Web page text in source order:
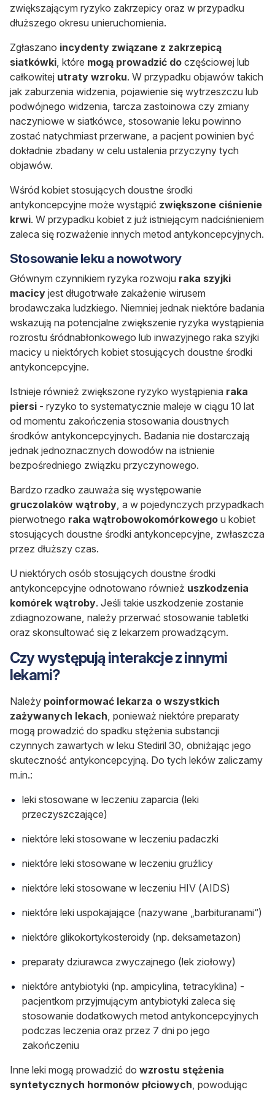
zwiększającym ryzyko zakrzepicy oraz w przypadku
dłuższego okresu unieruchomienia.
Zgłaszano incydenty związane z zakrzepicą
siatkówki , które mogą prowadzić do częściowej lub
całkowitej utraty wzroku. W przypadku objawów takich
jak zaburzenia widzenia, pojawienie się wytrzeszczu lub
podwójnego widzenia, tarcza zastoinowa czy zmiany
naczyniowe w siatkówce, stosowanie leku powinno
zostać natychmiast przerwane, a pacjent powinien być
dokładnie zbadany w celu ustalenia przyczyny tych
objawów.
Wśród kobiet stosujących doustne środki
antykoncepcyjne może wystąpić zwiększone ciśnienie
krwi. W przypadku kobiet z już istniejącym nadciśnieniem
zaleca się rozważenie innych metod antykoncepcyjnych.
Stosowanie leku a nowotwory
Głównym czynnikiem ryzyka rozwoju raka szyjki
macicy jest długotrwałe zakażenie wirusem
brodawczaka ludzkiego. Niemniej jednak niektóre badania
wskazują na potencjalne zwiększenie ryzyka wystąpienia
rozrostu śródnabłonkowego lub inwazyjnego raka szyjki
macicy u niektórych kobiet stosujących doustne środki
antykoncepcyjne.
Istnieje również zwiększone ryzyko wystąpienia raka
piersi - ryzyko to systematycznie maleje w ciągu 10 lat
od momentu zakończenia stosowania doustnych
środków antykoncepcyjnych. Badania nie dostarczają
jednak jednoznacznych dowodów na istnienie
bezpośredniego związku przyczynowego.
Bardzo rzadko zauważa się występowanie
gruczolaków wątroby , a w pojedynczych przypadkach
pierwotnego raka wątrobowokomórkowego u kobiet
stosujących doustne środki antykoncepcyjne, zwłaszcza
przez dłuższy czas.
U niektórych osób stosujących doustne środki
antykoncepcyjne odnotowano również uszkodzenia
komórek wątroby. Jeśli takie uszkodzenie zostanie
zdiagnozowane, należy przerwać stosowanie tabletki
oraz skonsultować się z lekarzem prowadzącym.
Czy występują interakcje z innymi
lekami?
Należy poinformować lekarza o wszystkich
zażywanych lekach , ponieważ niektóre preparaty
mogą prowadzić do spadku stężenia substancji
czynnych zawartych w leku Stediril 30, obniżając jego
skuteczność antykoncepcyjną. Do tych leków zaliczamy
m.in.:
leki stosowane w leczeniu zaparcia (leki
przeczyszczające)
niektóre leki stosowane w leczeniu padaczki
niektóre leki stosowane w leczeniu gruźlicy
niektóre leki stosowane w leczeniu HIV (AIDS)
niektóre leki uspokajające (nazywane „barbituranami“)
niektóre glikokortykosteroidy (np. deksametazon)
preparaty dziurawca zwyczajnego (lek ziołowy)
niektóre antybiotyki (np. ampicylina, tetracyklina) -
pacjentkom przyjmującym antybiotyki zaleca się
stosowanie dodatkowych metod antykoncepcyjnych
podczas leczenia oraz przez 7 dni po jego
zakończeniu
Inne leki mogą prowadzić do wzrostu stężenia
syntetycznych hormonów płciowych , powodując